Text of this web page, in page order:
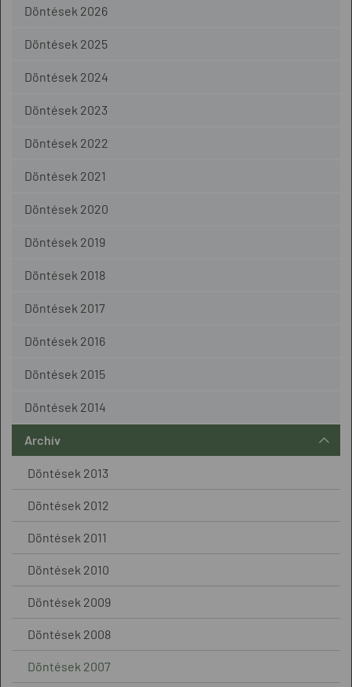
Döntések 2026
Döntések 2025
Döntések 2024
Döntések 2023
Döntések 2022
Döntések 2021
Döntések 2020
Döntések 2019
Döntések 2018
Döntések 2017
Döntések 2016
Döntések 2015
Döntések 2014
Archív
Döntések 2013
Döntések 2012
Döntések 2011
Döntések 2010
Döntések 2009
Döntések 2008
Döntések 2007